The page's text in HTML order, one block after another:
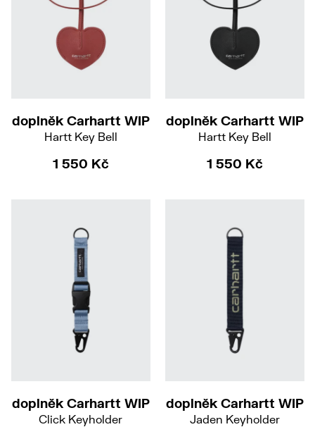
doplněk Carhartt WIP
Hartt Key Bell
1 550 Kč
doplněk Carhartt WIP
Hartt Key Bell
1 550 Kč
doplněk Carhartt WIP
Click Keyholder
doplněk Carhartt WIP
Jaden Keyholder